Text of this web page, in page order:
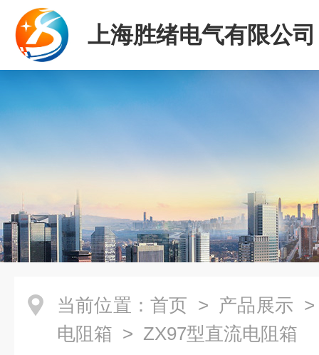
上海胜绪电气有限公司
当前位置： 首页 > 产品展示
电阻箱 > ZX97型直流电阻箱